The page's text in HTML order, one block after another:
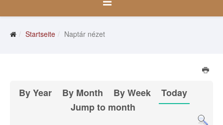
Startseite Naptár nézet
By Year By Month By Week
Today
Jump to month